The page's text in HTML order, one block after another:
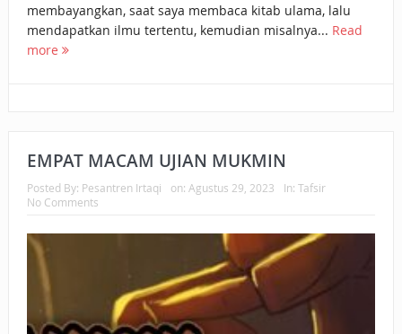
membayangkan, saat saya membaca kitab ulama, lalu
mendapatkan ilmu tertentu, kemudian misalnya... Read
more
EMPAT MACAM UJIAN MUKMIN
Posted By: Pesantren Irtaqi on: Agustus 29, 2023 In: Tafsir
No Comments